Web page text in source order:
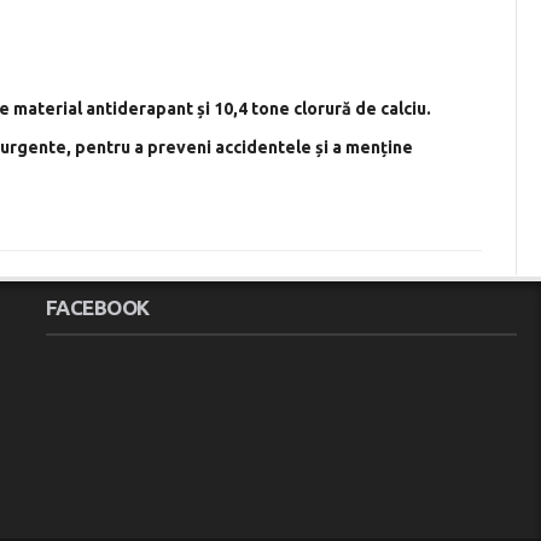
material antiderapant și 10,4 tone clorură de calciu.
pentru a preveni accidentele și a menține
FACEBOOK